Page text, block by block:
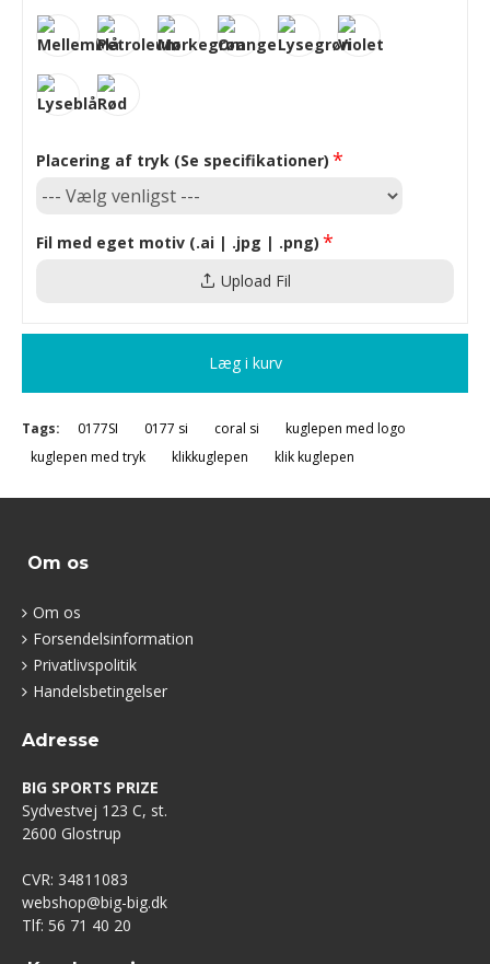
Placering af tryk (Se specifikationer)
Fil med eget motiv (.ai | .jpg | .png)
Upload Fil
Læg i kurv
Tags: 0177SI 0177 si coral si
kuglepen med logo
kuglepen med tryk
klikkuglepen klik kuglepen
Om os
Om os
Forsendelsinformation
Privatlivspolitik
Handelsbetingelser
Adresse
BIG SPORTS PRIZE
Sydvestvej 123 C, st.
2600 Glostrup
CVR: 34811083
webshop@big-big.dk
Tlf: 56 71 40 20